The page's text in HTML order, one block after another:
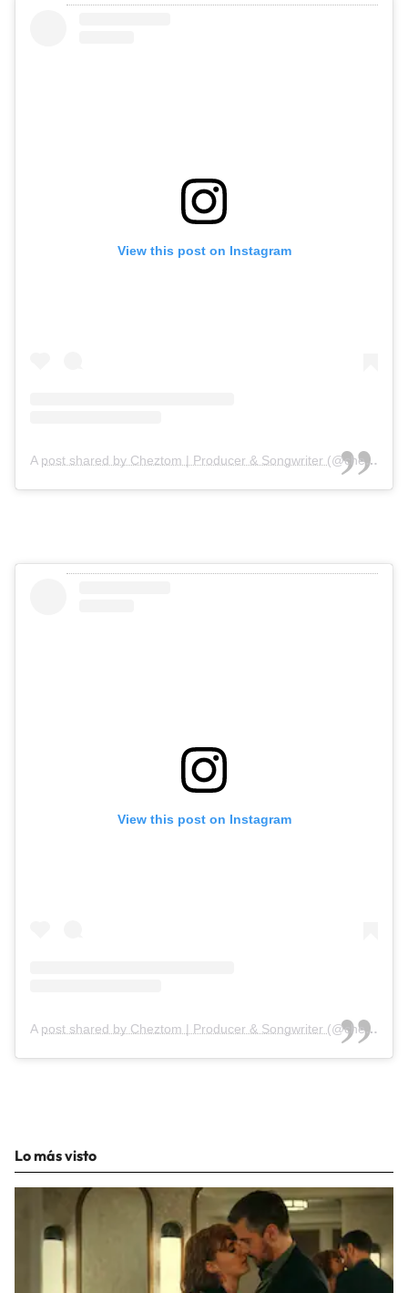
View this post on Instagram
A post shared by Cheztom | Producer & Songwriter (@cheztom)
View this post on Instagram
A post shared by Cheztom | Producer & Songwriter (@cheztom)
Lo más visto